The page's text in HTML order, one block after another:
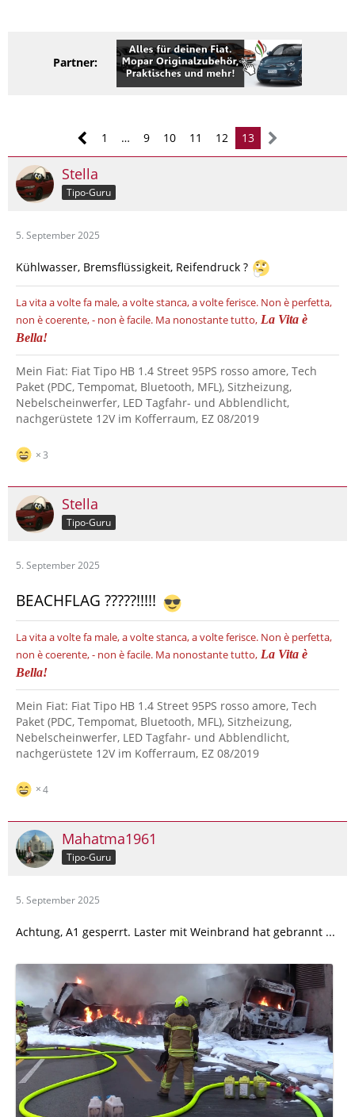
Partner:
1 … 9 10 11 12 13
Stella
Tipo-Guru
5. September 2025
Kühlwasser, Bremsflüssigkeit, Reifendruck ?
La vita a volte fa male, a volte stanca, a volte ferisce. Non è perfetta,
non è coerente, - non è facile. Ma nonostante tutto, La Vita è
Bella!
Mein Fiat: Fiat Tipo HB 1.4 Street 95PS rosso amore, Tech
Paket (PDC, Tempomat, Bluetooth, MFL), Sitzheizung,
Nebelscheinwerfer, LED Tagfahr- und Abblendlicht,
nachgerüstete 12V im Kofferraum, EZ 08/2019
3
Stella
Tipo-Guru
5. September 2025
BEACHFLAG ?????!!!!!
La vita a volte fa male, a volte stanca, a volte ferisce. Non è perfetta,
non è coerente, - non è facile. Ma nonostante tutto, La Vita è
Bella!
Mein Fiat: Fiat Tipo HB 1.4 Street 95PS rosso amore, Tech
Paket (PDC, Tempomat, Bluetooth, MFL), Sitzheizung,
Nebelscheinwerfer, LED Tagfahr- und Abblendlicht,
nachgerüstete 12V im Kofferraum, EZ 08/2019
4
Mahatma1961
Tipo-Guru
5. September 2025
Achtung, A1 gesperrt. Laster mit Weinbrand hat gebrannt ...